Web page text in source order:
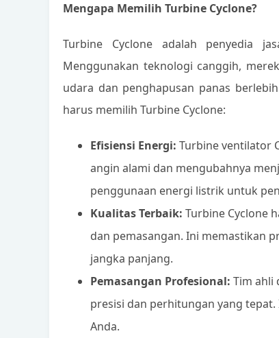
Mengapa Memilih Turbine Cyclone?
Turbine Cyclone adalah penyedia
Menggunakan teknologi canggih,
udara dan penghapusan panas
harus memilih Turbine Cyclone:
Efisiensi Energi: Turbine ventilator
angin alami dan mengubahnya
penggunaan energi listrik untuk
Kualitas Terbaik: Turbine Cyclone
dan pemasangan. Ini memastikan
jangka panjang.
Pemasangan Profesional: Tim ahli
presisi dan perhitungan yang
Anda.